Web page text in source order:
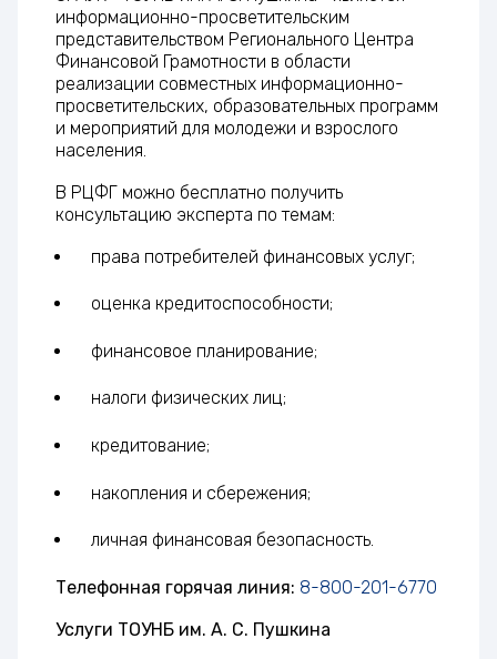
информационно-просветительским
представительством Регионального Центра
Финансовой Грамотности в области
реализации совместных информационно-
просветительских, образовательных программ
и мероприятий для молодежи и взрослого
населения.
В РЦФГ можно бесплатно получить
консультацию эксперта по темам:
права потребителей финансовых услуг;
оценка кредитоспособности;
финансовое планирование;
налоги физических лиц;
кредитование;
накопления и сбережения;
личная финансовая безопасность.
Телефонная горячая линия: 8-800-201-6770
Услуги ТОУНБ им. А. С. Пушкина